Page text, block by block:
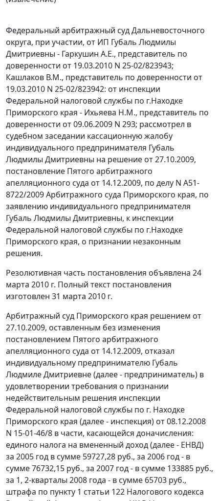
Федеральный арбитражный суд Дальневосточного
округа, при участии, от ИП Губаль Людмилы
Дмитриевны - Гаркушин А.Е., представитель по
доверенности от 19.03.2010 N 25-02/823943;
Кашлаков В.М., представитель по доверенности от
19.03.2010 N 25-02/823942: от инспекции
Федеральной налоговой службы по г.Находке
Приморского края - Ихьяева Н.М., представитель по
доверенности от 09.06.2009 N 293; рассмотрел в
судебном заседании кассационную жалобу
индивидуального предпринимателя Губаль
Людмилы Дмитриевны на решение от 27.10.2009,
постановление Пятого арбитражного
апелляционного суда от 14.12.2009, по делу N А51-
8722/2009 Арбитражного суда Приморского края, по
заявлению индивидуального предпринимателя
Губаль Людмилы Дмитриевны, к инспекции
Федеральной налоговой службы по г.Находке
Приморского края, о признании незаконным
решения.
Резолютивная часть постановления объявлена 24
марта 2010 г. Полный текст постановления
изготовлен 31 марта 2010 г.
Арбитражный суд Приморского края решением от
27.10.2009, оставленным без изменения
постановлением Пятого арбитражного
апелляционного суда от 14.12.2009, отказал
индивидуальному предпринимателю Губаль
Людмиле Дмитриевне (далее - предприниматель) в
удовлетворении требования о признании
недействительным решения инспекции
Федеральной налоговой службы по г. Находке
Приморского края (далее - инспекция) от 08.12.2008
N 15-01-46/8 в части, касающейся доначисления:
единого налога на вмененный доход (далее - ЕНВД)
за 2005 год в сумме 59727,28 руб., за 2006 год - в
сумме 76732,15 руб., за 2007 год - в сумме 133885 руб.,
за 1, 2-кварталы 2008 года - в сумме 65703 руб.,
штрафа по пункту 1 статьи 122 Налогового кодекса